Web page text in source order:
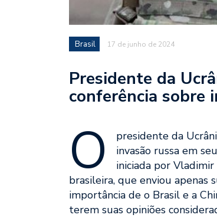
Brasil 17 de junho de 2024
Presidente da
conferência sobre
O
presidente da
invasão russa em
iniciada por
brasileira, que enviou apenas
importância de o Brasil e a
terem suas opiniões